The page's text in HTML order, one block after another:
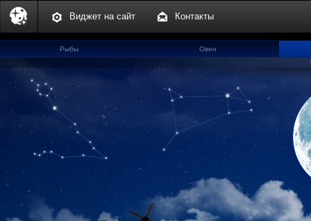
Виджет на сайт Контакты
Рыбы
Овен